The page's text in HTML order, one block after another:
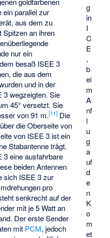
g
in
I
C
E
,
b
ei
m
A
nf
l
u
g
a
uf
d
e
n
K
o
m
et
ein parallel zur
aus dem zu
Spitzen an ihren
nur ein
besaß ISEE 3
die aus dem
und in der
3 wegzeigten. Sie
45° versetzt. Sie
von 91 m.[11] Die
die Oberseite von
von ISEE 3 ist ein
Stabantenne trägt.
3 eine ausfahrbare
beiden Antennen
sich ISEE 3 zur
pro
senkrecht auf der
mit je 5 Watt an
Der erste Sender
mit PCM, jedoch